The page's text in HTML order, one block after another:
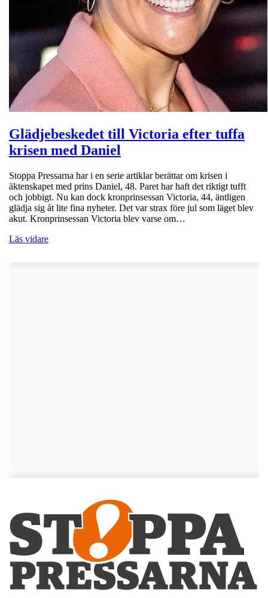
Glädjebeskedet till Victoria efter tuffa
krisen med Daniel
Stoppa Pressarna har i en serie artiklar berättar om krisen i
äktenskapet med prins Daniel, 48. Paret har haft det riktigt tufft
och jobbigt. Nu kan dock kronprinsessan Victoria, 44, äntligen
glädja sig åt lite fina nyheter. Det var strax före jul som läget blev
akut. Kronprinsessan Victoria blev varse om…
Läs vidare